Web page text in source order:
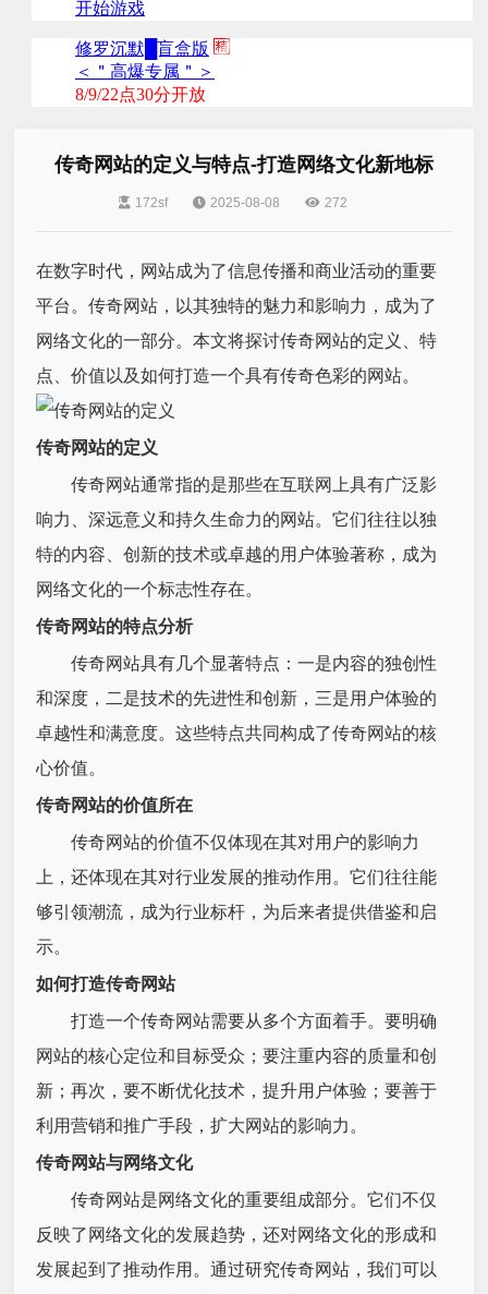
传奇网站的定义与特点-打造网络文化新地标
172sf 2025-08-08 272
在数字时代，网站成为了信息传播和商业活动的重要
平台。传奇网站，以其独特的魅力和影响力，成为了
网络文化的一部分。本文将探讨传奇网站的定义、特
点、价值以及如何打造一个具有传奇色彩的网站。
传奇网站的定义
传奇网站通常指的是那些在互联网上具有广泛影
响力、深远意义和持久生命力的网站。它们往往以独
特的内容、创新的技术或卓越的用户体验著称，成为
网络文化的一个标志性存在。
传奇网站的特点分析
传奇网站具有几个显著特点：一是内容的独创性
和深度，二是技术的先进性和创新，三是用户体验的
卓越性和满意度。这些特点共同构成了传奇网站的核
心价值。
传奇网站的价值所在
传奇网站的价值不仅体现在其对用户的影响力
上，还体现在其对行业发展的推动作用。它们往往能
够引领潮流，成为行业标杆，为后来者提供借鉴和启
示。
如何打造传奇网站
打造一个传奇网站需要从多个方面着手。要明确
网站的核心定位和目标受众；要注重内容的质量和创
新；再次，要不断优化技术，提升用户体验；要善于
利用营销和推广手段，扩大网站的影响力。
传奇网站与网络文化
传奇网站是网络文化的重要组成部分。它们不仅
反映了网络文化的发展趋势，还对网络文化的形成和
发展起到了推动作用。通过研究传奇网站，我们可以